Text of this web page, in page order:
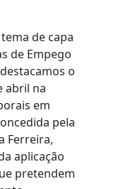
de capa
de Empego
o
abril na
em
pela
Ferreira,
aplicação
pretendem